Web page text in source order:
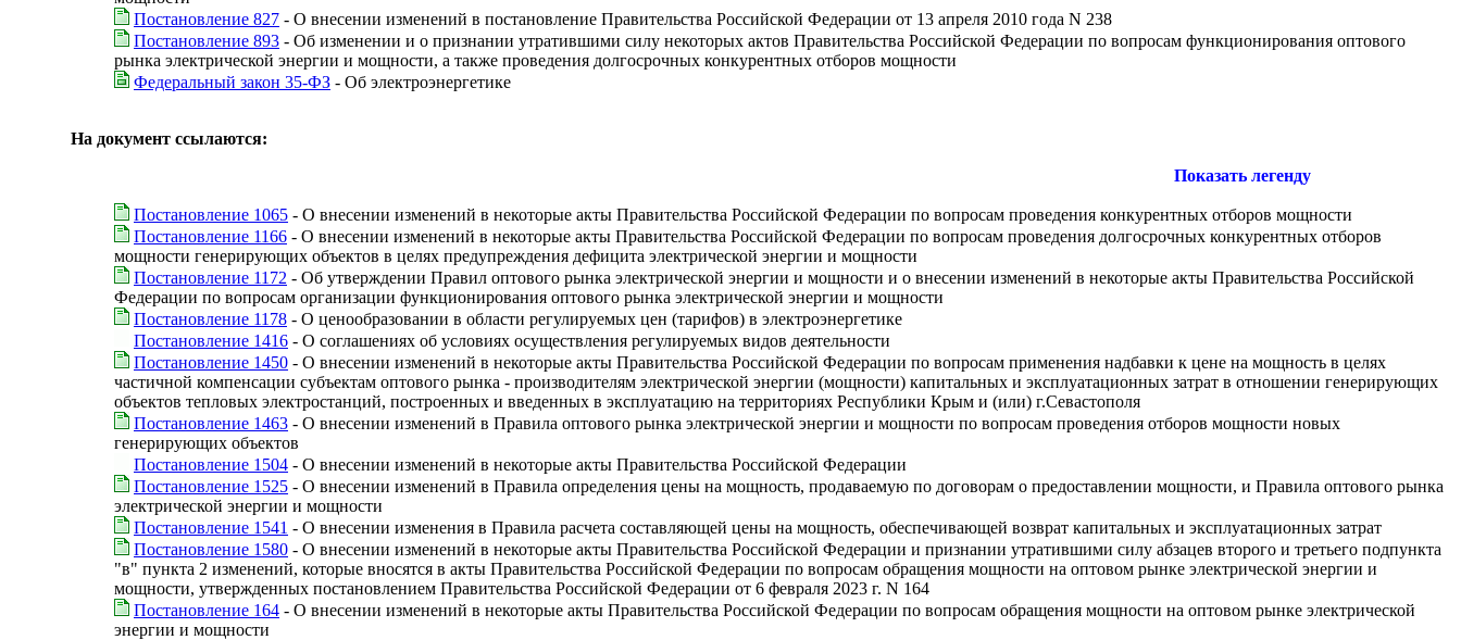
Постановление 827 - О внесении изменений в постановление Правительства Российской Федерации от 13 апреля 2010 года N 238
Постановление 893 - Об изменении и о признании утратившими силу некоторых актов Правительства Российской Федерации по вопросам функционирования оптового
рынка электрической энергии и мощности, а также проведения долгосрочных конкурентных отборов мощности
Федеральный закон 35-ФЗ - Об электроэнергетике
На документ ссылаются:
Показать легенду
Постановление 1065 - О внесении изменений в некоторые акты Правительства Российской Федерации по вопросам проведения конкурентных отборов мощности
Постановление 1166 - О внесении изменений в некоторые акты Правительства Российской Федерации по вопросам проведения долгосрочных конкурентных отборов
мощности генерирующих объектов в целях предупреждения дефицита электрической энергии и мощности
Постановление 1172 - Об утверждении Правил оптового рынка электрической энергии и мощности и о внесении изменений в некоторые акты Правительства Российской
Федерации по вопросам организации функционирования оптового рынка электрической энергии и мощности
Постановление 1178 - О ценообразовании в области регулируемых цен (тарифов) в электроэнергетике
Постановление 1416 - О соглашениях об условиях осуществления регулируемых видов деятельности
Постановление 1450 - О внесении изменений в некоторые акты Правительства Российской Федерации по вопросам применения надбавки к цене на мощность в целях
частичной компенсации субъектам оптового рынка - производителям электрической энергии (мощности) капитальных и эксплуатационных затрат в отношении генерирующих
объектов тепловых электростанций, построенных и введенных в эксплуатацию на территориях Республики Крым и (или) г.Севастополя
Постановление 1463 - О внесении изменений в Правила оптового рынка электрической энергии и мощности по вопросам проведения отборов мощности новых
генерирующих объектов
Постановление 1504 - О внесении изменений в некоторые акты Правительства Российской Федерации
Постановление 1525 - О внесении изменений в Правила определения цены на мощность, продаваемую по договорам о предоставлении мощности, и Правила оптового рынка
электрической энергии и мощности
Постановление 1541 - О внесении изменения в Правила расчета составляющей цены на мощность, обеспечивающей возврат капитальных и эксплуатационных затрат
Постановление 1580 - О внесении изменений в некоторые акты Правительства Российской Федерации и признании утратившими силу абзацев второго и третьего подпункта
"в" пункта 2 изменений, которые вносятся в акты Правительства Российской Федерации по вопросам обращения мощности на оптовом рынке электрической энергии и
мощности, утвержденных постановлением Правительства Российской Федерации от 6 февраля 2023 г. N 164
Постановление 164 - О внесении изменений в некоторые акты Правительства Российской Федерации по вопросам обращения мощности на оптовом рынке электрической
энергии и мощности